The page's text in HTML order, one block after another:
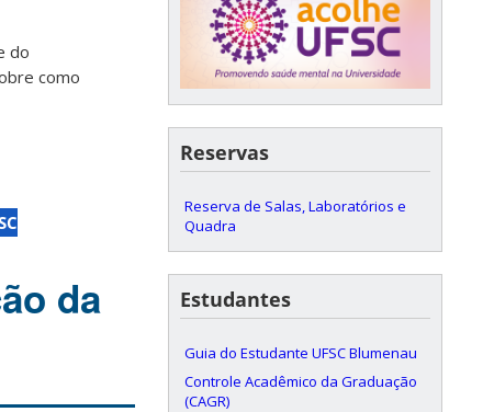
do
como
da
Reservas
Reserva de Salas, Laboratórios e
Quadra
Estudantes
Guia do Estudante UFSC Blumenau
Controle Acadêmico da Graduação
(CAGR)